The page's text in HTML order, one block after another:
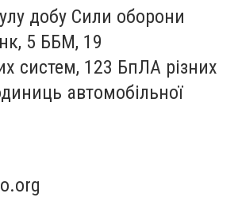
добу Сили оборони
5 ББМ, 19
систем, 123 БпЛА різних
автомобільної